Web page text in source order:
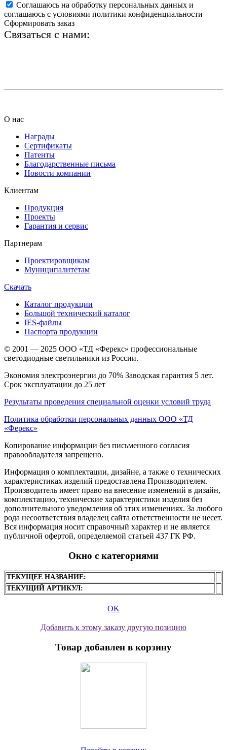
Соглашаюсь на обработку персональных данных и
соглашаюсь с условиями политики конфиденциальности
Сформировать заказ
Связаться с нами:
О нас
Награды
Сертификаты
Патенты
Благодарственные письма
Новости компании
Клиентам
Продукция
Проекты
Гарантия и сервис
Партнерам
Проектировщикам
Муниципалитетам
Скачать
Каталог продукции
Большой технический каталог
IES-файлы
Паспорта продукции
© 2001 — 2025 ООО «ТД «Ферекс» профессиональные
светодиодные светильники из России.
Экономия электроэнергии до 70% Заводская гарантия 5 лет.
Срок эксплуатации до 25 лет
Результаты проведения специальной оценки условий труда
Политика обработки персональных данных ООО «ТД
«Ферекс»
Копирование информации без письменного согласия
правообладателя запрещено.
Информация о комплектации, дизайне, а также о технических
характеристиках изделий предоставлена Производителем.
Производитель имеет право на внесение изменений в дизайн,
комплектацию, технические характеристики изделия без
дополнительного уведомления об этих изменениях. За любого
рода несоответствия владелец сайта ответственности не несет.
Вся информация носит справочный характер и не является
публичной офертой, определяемой статьей 437 ГК РФ.
Окно с категориями
ТЕКУЩЕЕ НАЗВАНИЕ:
ТЕКУЩИЙ АРТИКУЛ:
OK
Добавить к этому заказу другую позицию
Товар добавлен в корзину